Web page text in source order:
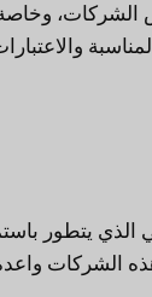
يتطور
الشركات واعدة